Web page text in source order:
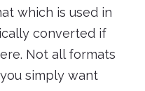
which is used in
converted if
Not all formats
simply want